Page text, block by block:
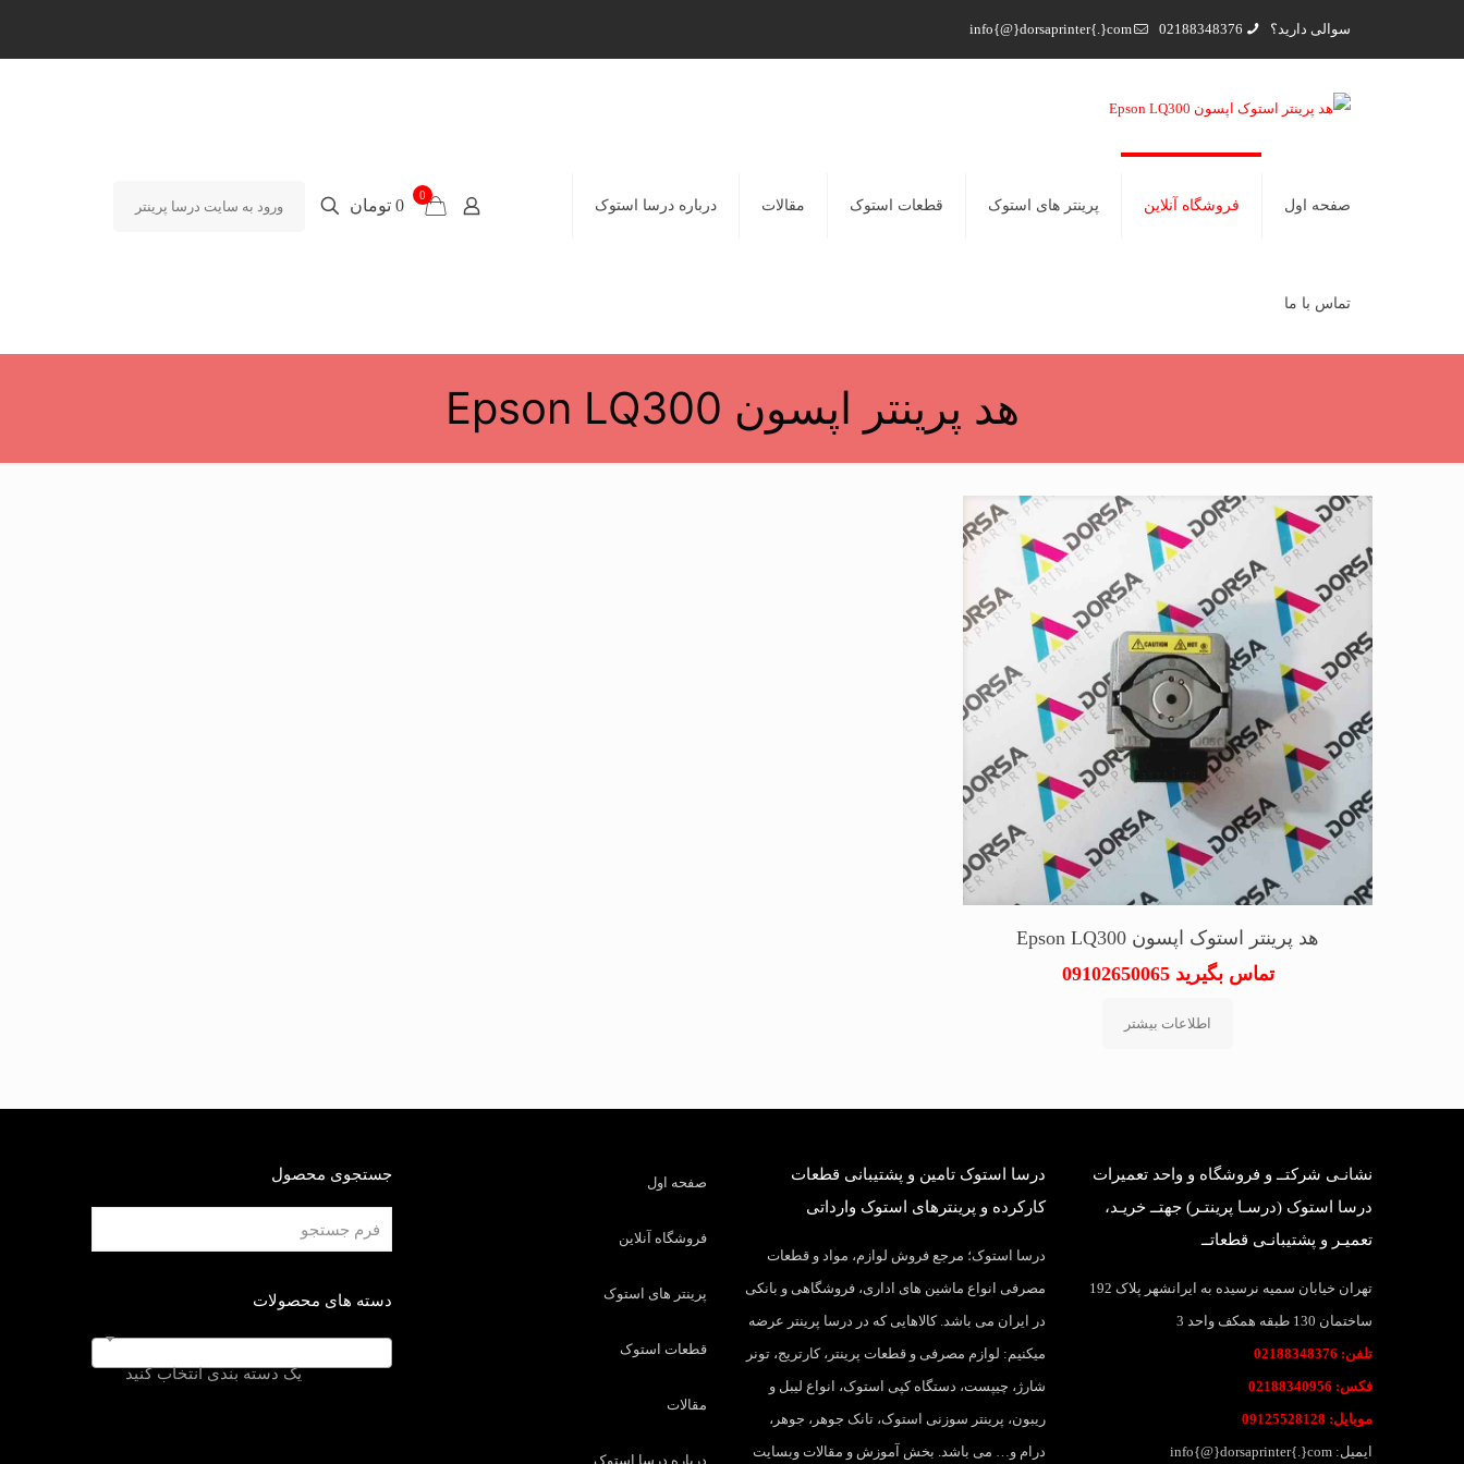
سوالی دارید؟ 02188348376
info{@}dorsaprinter{.}com
صفحه اول فروشگاه آنلاین پرینتر های استوک قطعات استوک مقالات درباره درسا استوک
تماس با ما
0
0 تومان ورود به سایت درسا پرینتر
هد پرینتر اپسون Epson LQ300
هد پرینتر استوک اپسون Epson LQ300
تماس بگیرید 09102650065
اطلاعات بیشتر
نشانـی شرکتــ و فروشگاه و واحد تعمیرات
درسا استوک (درسـا پرینتـر) جهتــ خریـد،
تعمیـر و پشتیبانـی قطعاتــ
تهران خیابان سمیه نرسیده به ایرانشهر پلاک 192
ساختمان 130 طبقه همکف واحد 3
تلفن: 02188348376
فکس: 02188340956
موبایل: 09125528128
ایمیل: info{@}dorsaprinter{.}com
درسا استوک تامین و پشتیبانی قطعات
کارکرده و پرینترهای استوک وارداتی
درسا استوک؛ مرجع فروش لوازم، مواد و قطعات
مصرفی انواع ماشین های اداری، فروشگاهی و بانکی
در ایران می باشد. کالاهایی که در درسا پرینتر عرضه
میکنیم: لوازم مصرفی و قطعات پرینتر، کارتریج، تونر
شارژ، چیپست، دستگاه کپی استوک، انواع لیبل و
ریبون، پرینتر سوزنی استوک، تانک جوهر، جوهر،
درام و… می باشد. بخش آموزش و مقالات وبسایت
صفحه اول
فروشگاه آنلاین
پرینتر های استوک
قطعات استوک
مقالات
درباره درسا استوک
جستجوی محصول
دسته های محصولات
یک دسته بندی انتخاب کنید